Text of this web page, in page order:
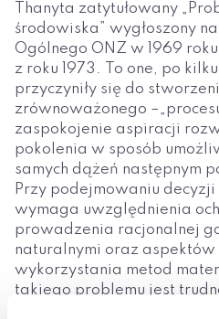
Thanyta zatytułowany
środowiska” wygłoszony
Ogólnego ONZ w 1969
z roku 1973. To one, po
przyczyniły się do
zrównoważonego
zaspokojenie aspiracji
pokolenia w sposób
samych dążeń następnym
Przy podejmowaniu
wymaga uwzględnienia
prowadzenia racjonalnej
naturalnymi oraz aspektów
wykorzystania metod
takiego problemu jest
też w pierwszej części